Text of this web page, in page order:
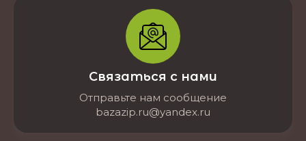
Связаться с нами
Отправьте нам сообщение
bazazip.ru@yandex.ru